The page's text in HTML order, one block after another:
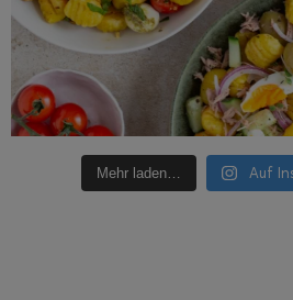
Mehr laden… Auf